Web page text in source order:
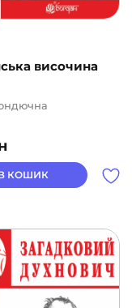
височина
КОШИК